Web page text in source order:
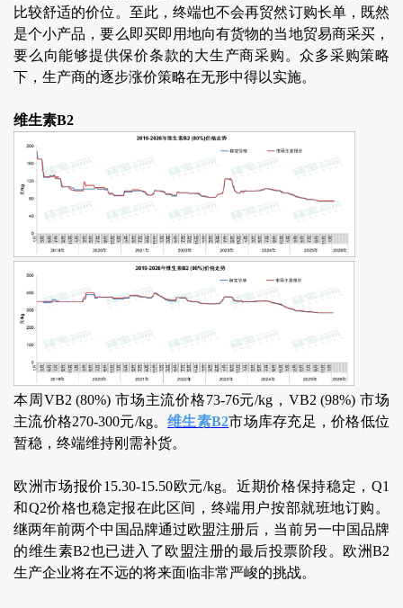
比较舒适的价位。至此，终端也不会再贸然订购长单，既然
是个小产品，要么即买即用地向有货物的当地贸易商采买，
要么向能够提供保价条款的大生产商采购。众多采购策略
下，生产商的逐步涨价策略在无形中得以实施。
维生素B2
本周VB2 (80%) 市场主流价格73-76元/kg，VB2 (98%) 市场
主流价格270-300元/kg。维生素B2市场库存充足，价格低位
暂稳，终端维持刚需补货。
欧洲市场报价15.30-15.50欧元/kg。近期价格保持稳定，Q1
和Q2价格也稳定报在此区间，终端用户按部就班地订购。
继两年前两个中国品牌通过欧盟注册后，当前另一中国品牌
的维生素B2也已进入了欧盟注册的最后投票阶段。欧洲B2
生产企业将在不远的将来面临非常严峻的挑战。